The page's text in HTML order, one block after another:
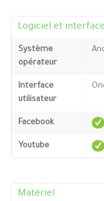
Logiciel et
Système
opérateur
Interface
utilisateur
Facebook
Youtube
Matériel